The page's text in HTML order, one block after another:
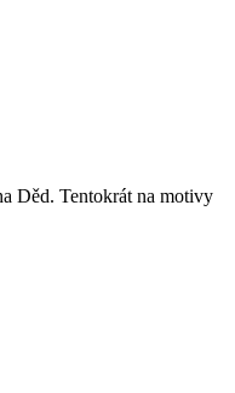
Děd. Tentokrát na motivy